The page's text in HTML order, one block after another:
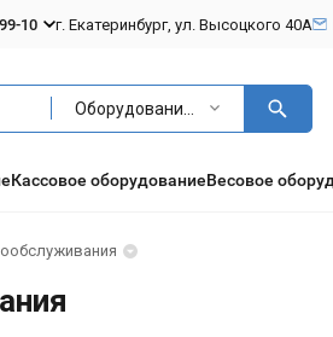
10 г. Екатеринбург, ул. Высоцкого 40А
Кассовое оборудованиеВесовое